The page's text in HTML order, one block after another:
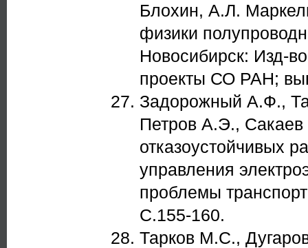
Блохин, А.Л.
физики
Новосибирск: Изд-
проекты СО РАН;
Задорожный А.Ф.,
Петров А.Э.,
отказоустойчивых
управления
проблемы
С.155-160.
Тарков М.С.,